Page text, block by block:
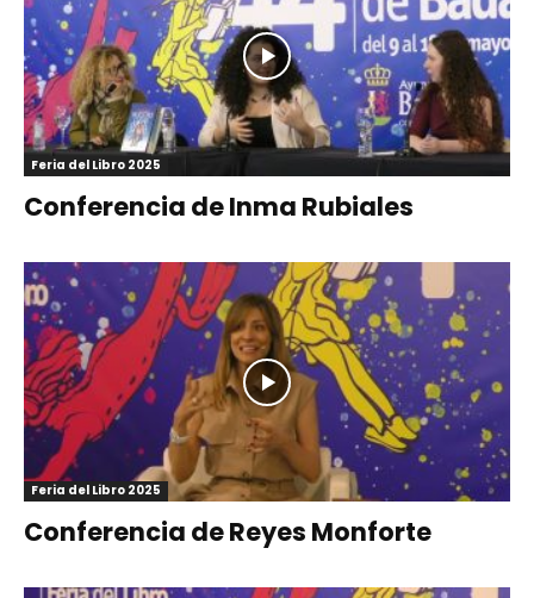
Feria del Libro 2025
Conferencia de Inma Rubiales
Feria del Libro 2025
Conferencia de Reyes Monforte